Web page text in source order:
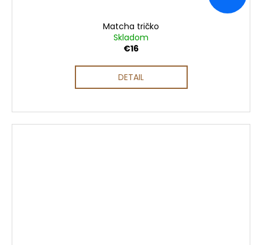
Matcha tričko
Skladom
€16
DETAIL